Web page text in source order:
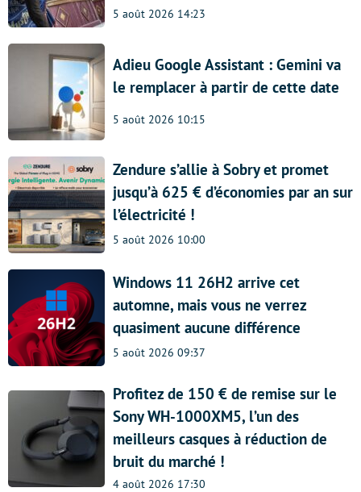
5 août 2026 14:23
Adieu Google Assistant : Gemini va
le remplacer à partir de cette date
5 août 2026 10:15
Zendure s’allie à Sobry et promet
jusqu’à 625 € d’économies par an sur
l’électricité !
5 août 2026 10:00
Windows 11 26H2 arrive cet
automne, mais vous ne verrez
quasiment aucune différence
5 août 2026 09:37
Profitez de 150 € de remise sur le
Sony WH-1000XM5, l’un des
meilleurs casques à réduction de
bruit du marché !
4 août 2026 17:30